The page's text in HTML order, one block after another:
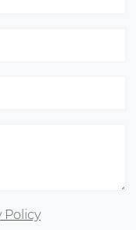
Policy